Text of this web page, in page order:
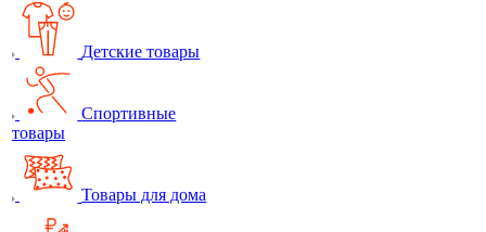
Детские товары
Спортивные
товары
Товары для дома